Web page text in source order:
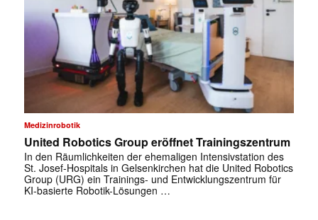
Medizinrobotik
United Robotics Group eröffnet Trainingszentrum
In den Räumlichkeiten der ehemaligen Intensivstation des
St. Josef-Hospitals in Gelsenkirchen hat die United Robotics
Group (URG) ein Trainings- und Entwicklungszentrum für
KI-basierte Robotik-Lösungen …